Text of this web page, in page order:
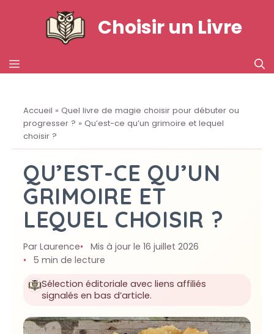
Choisir un Livre
MENU
Accueil » Quel livre de magie choisir pour débuter ou
progresser ? » Qu’est-ce qu’un grimoire et lequel
choisir ?
QU’EST-CE QU’UN
GRIMOIRE ET
LEQUEL CHOISIR ?
Par Laurence
Mis à jour le 16 juillet 2026
5 min de lecture
Sélection éditoriale avec liens affiliés
signalés en bas d’article.